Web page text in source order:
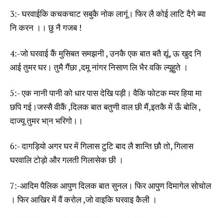
3:- घरवाईकि कचकचाट सबुकै नोक लागूं। फिर लै कोई लाटि दैगे ब्या
नि करन ।। छु नै गजब !
4:-जो घरवाई कैं मुसिबत समझनी , उनकै एक बात बतै द्यूं, ऊ खुद नि
आई तुमर घर। तुमै गैंछा ,दमू नांगर निसाण लि भैर वकि ल्यूहुते ।
5:- एक नानी पानी को धार पास देखि पड़ी। वैकि फोटक म्यर हिया मा
छपि गई।जस्सै वीकैं ,दिलक बात बतुणी वाल छी मैं,इतकै में ऊँ बोलि ,
दाज्यू तुमर भा्न भरिगो।।
6:- दागड़ियो अगर घर में गिलास टुटि बाद लै शान्ति छौ तो, गिलास
घरवालि टोड़ो और गलती गिलासेक छी ।
7:-आदिम पैलिक आपुण दिलक बात सुनल। फिर आपुण दिमागेल सोचोल
। फिर आखिर में वैं करोल ,जो वाइकि घरवाइ कैली ।